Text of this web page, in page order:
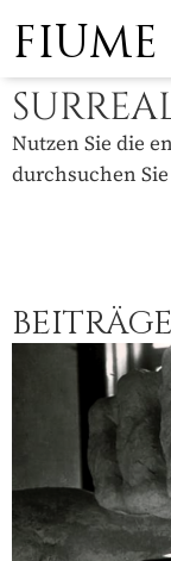
FIUME
Nutzen Sie die
durchsuchen
BEITRÄGE